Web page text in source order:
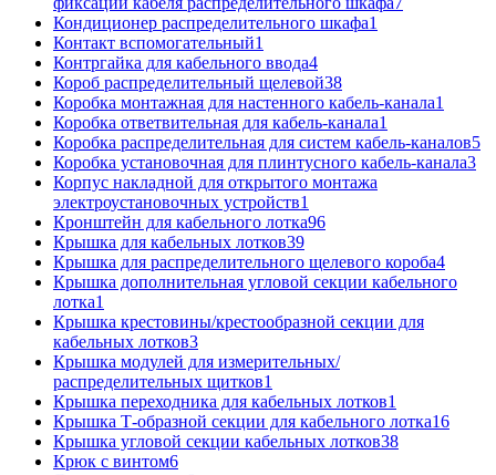
Кондиционер распределительного шкафа1
Контакт вспомогательный1
Контргайка для кабельного ввода4
Короб распределительный щелевой38
Коробка монтажная для настенного кабель-канала1
Коробка ответвительная для кабель-канала1
Коробка распределительная для систем кабель-каналов5
Коробка установочная для плинтусного кабель-канала3
Корпус накладной для открытого монтажа
электроустановочных устройств1
Кронштейн для кабельного лотка96
Крышка для кабельных лотков39
Крышка для распределительного щелевого короба4
Крышка дополнительная угловой секции кабельного
лотка1
Крышка крестовины/крестообразной секции для
кабельных лотков3
Крышка модулей для измерительных/
распределительных щитков1
Крышка переходника для кабельных лотков1
Крышка Т-образной секции для кабельного лотка16
Крышка угловой секции кабельных лотков38
Крюк с винтом6